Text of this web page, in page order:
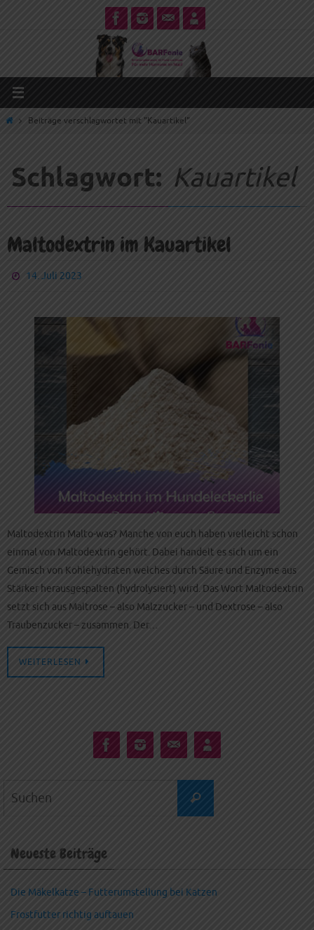
StartBeiträge verschlagwortet mit "Kauartikel"
Schlagwort: Kauartikel
Maltodextrin im Kauartikel
14. Juli 2023
Maltodextrin Malto-was? Manche von euch haben vielleicht schon
einmal von Maltodextrin gehört. Dabei handelt es sich um ein
Gemisch von Kohlehydraten welches durch Säure und Enzyme aus
Stärker herausgespalten (hydrolysiert) wird. Das Wort Maltodextrin
setzt sich aus Maltrose – also Malzzucker – und Dextrose – also
Traubenzucker – zusammen. Der…
WEITERLESEN
Suchen
Neueste Beiträge
Die Mäkelkatze – Futterumstellung bei Katzen
Frostfutter richtig auftauen